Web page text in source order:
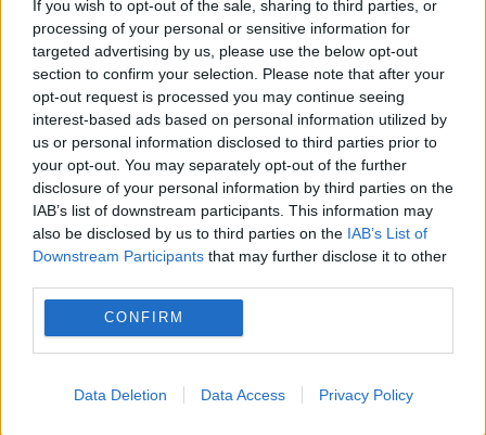
If you wish to opt-out of the sale, sharing to third parties, or
processing of your personal or sensitive information for
targeted advertising by us, please use the below opt-out
section to confirm your selection. Please note that after your
opt-out request is processed you may continue seeing
interest-based ads based on personal information utilized by
us or personal information disclosed to third parties prior to
your opt-out. You may separately opt-out of the further
disclosure of your personal information by third parties on the
IAB’s list of downstream participants. This information may
also be disclosed by us to third parties on the IAB’s List of
Downstream Participants that may further disclose it to other
CONFIRM
Data Deletion Data Access Privacy Policy